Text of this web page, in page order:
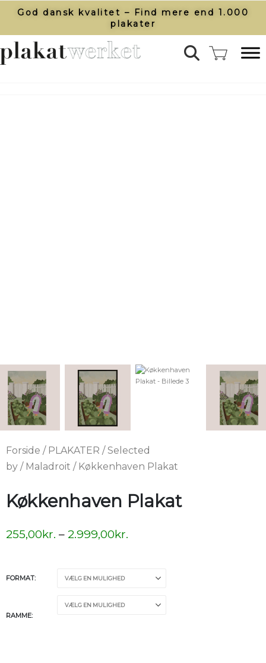
God dansk kvalitet – Find mere end 1.000
plakater​
Forside / PLAKATER /Selected
by / Maladroit / Køkkenhaven Plakat
Køkkenhaven Plakat
255,00kr. – 2.999,00kr.
FORMAT
RAMME